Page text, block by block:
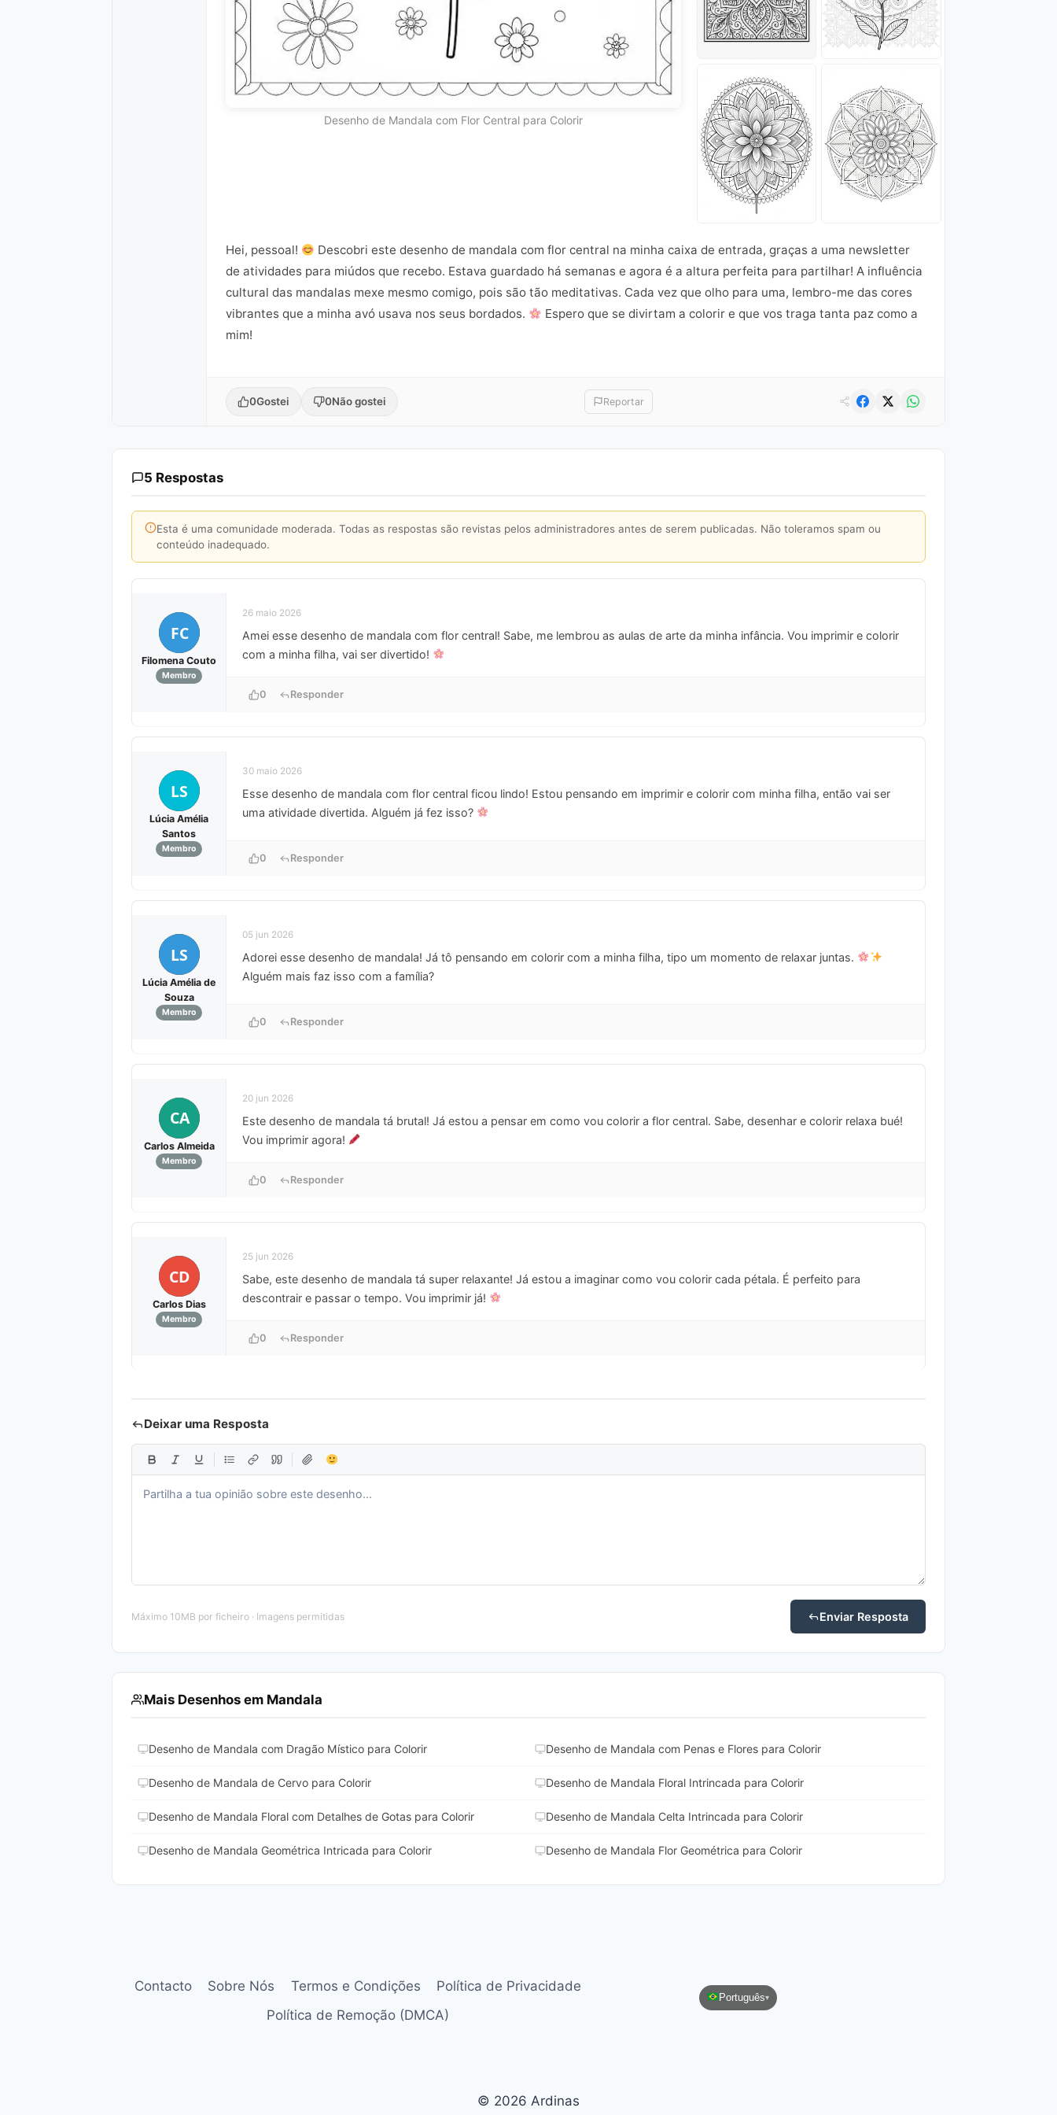
Desenho de Mandala com Flor Central para Colorir
Hei, pessoal!
Descobri este desenho de mandala com flor central na minha caixa de entrada, graças a uma newsletter
de atividades para miúdos que recebo. Estava guardado há semanas e agora é a altura perfeita para partilhar! A influência
cultural das mandalas mexe mesmo comigo, pois são tão meditativas. Cada vez que olho para uma, lembro-me das cores
vibrantes que a minha avó usava nos seus bordados.
Espero que se divirtam a colorir e que vos traga tanta paz como a
mim!
0Gostei 0Não gostei Reportar
5 Respostas
Esta é uma comunidade moderada. Todas as respostas são revistas pelos administradores antes de serem publicadas. Não toleramos spam ou
conteúdo inadequado.
FC
Filomena Couto
Membro
26 maio 2026
Amei esse desenho de mandala com flor central! Sabe, me lembrou as aulas de arte da minha infância. Vou imprimir e colorir
com a minha filha, vai ser divertido!
0 Responder
LS
Lúcia Amélia
Santos
Membro
30 maio 2026
Esse desenho de mandala com flor central ficou lindo! Estou pensando em imprimir e colorir com minha filha, então vai ser
uma atividade divertida. Alguém já fez isso?
0 Responder
LS
Lúcia Amélia de
Souza
Membro
05 jun 2026
Adorei esse desenho de mandala! Já tô pensando em colorir com a minha filha, tipo um momento de relaxar juntas.
Alguém mais faz isso com a família?
0 Responder
CA
Carlos Almeida
Membro
20 jun 2026
Este desenho de mandala tá brutal! Já estou a pensar em como vou colorir a flor central. Sabe, desenhar e colorir relaxa bué!
Vou imprimir agora!
0 Responder
CD
Carlos Dias
Membro
25 jun 2026
Sabe, este desenho de mandala tá super relaxante! Já estou a imaginar como vou colorir cada pétala. É perfeito para
descontrair e passar o tempo. Vou imprimir já!
0 Responder
Deixar uma Resposta
Máximo 10MB por ficheiro · Imagens permitidas Enviar Resposta
Mais Desenhos em Mandala
Desenho de Mandala com Dragão Místico para Colorir Desenho de Mandala com Penas e Flores para Colorir
Desenho de Mandala de Cervo para Colorir Desenho de Mandala Floral Intrincada para Colorir
Desenho de Mandala Floral com Detalhes de Gotas para Colorir Desenho de Mandala Celta Intrincada para Colorir
Desenho de Mandala Geométrica Intricada para Colorir Desenho de Mandala Flor Geométrica para Colorir
Contacto Sobre Nós Termos e Condições
Política de Privacidade
Política de Remoção (DMCA)
Português▾
© 2026 Ardinas